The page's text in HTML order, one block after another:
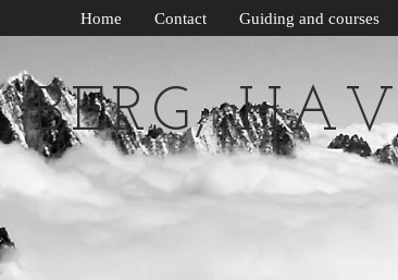
BERG,
Home Contact Guiding and courses